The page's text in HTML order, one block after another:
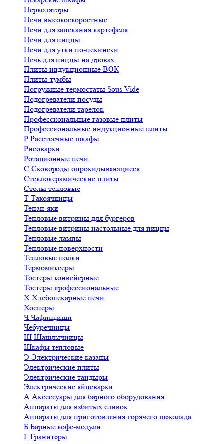
Перколяторы
Печи высокоскоростные
Печи для запекания картофеля
Печи для пиццы
Печи для утки по-пекински
Печь для пиццы на дровах
Плиты индукционные ВОК
Плиты-тумбы
Погружные термостаты Sous Vide
Подогреватели посуды
Подогреватели тарелок
Профессиональные газовые плиты
Профессиональные индукционные плиты
Р Расстоечные шкафы
Рисоварки
Ротационные печи
С Сковороды опрокидывающиеся
Стеклокерамические плиты
Столы тепловые
Т Такоячницы
Тепан-яки
Тепловые витрины для бургеров
Тепловые витрины настольные для пиццы
Тепловые лампы
Тепловые поверхности
Тепловые полки
Термомиксеры
Тостеры конвейерные
Тостеры профессиональные
Х Хлебопекарные печи
Хосперы
ЧЧафиндиши
Чебуречницы
Ш Шашлычницы
Шкафы тепловые
Э Электрические казаны
Электрические плиты
Электрические тандыры
Электрические яйцеварки
А Аксессуары для барного оборудования
Аппараты для взбитых сливок
Аппараты для приготовления горячего шоколада
Б Барные кофе-модули
Г Граниторы